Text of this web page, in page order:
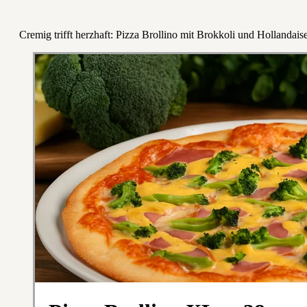
Cremig trifft herzhaft: Pizza Brollino mit Brokkoli und